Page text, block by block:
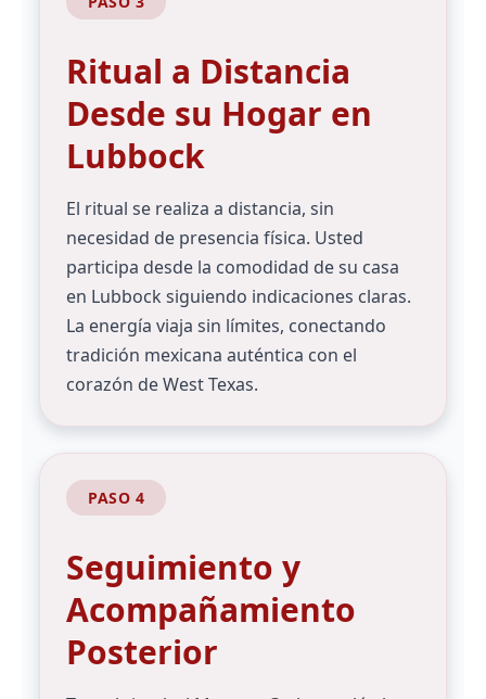
Ritual a Distancia
Desde su Hogar en
Lubbock
El ritual se realiza a distancia, sin
necesidad de presencia física. Usted
participa desde la comodidad de su casa
en Lubbock siguiendo indicaciones claras.
La energía viaja sin límites, conectando
tradición mexicana auténtica con el
corazón de West Texas.
PASO 4
Seguimiento y
Acompañamiento
Posterior